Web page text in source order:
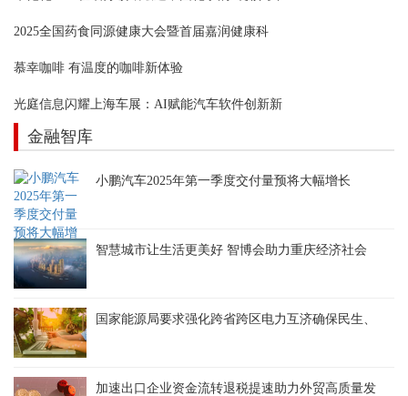
2025全国药食同源健康大会暨首届嘉润健康科
慕幸咖啡 有温度的咖啡新体验
光庭信息闪耀上海车展：AI赋能汽车软件创新新
金融智库
小鹏汽车2025年第一季度交付量预将大幅增长
智慧城市让生活更美好 智博会助力重庆经济社会
国家能源局要求强化跨省跨区电力互济确保民生、
加速出口企业资金流转退税提速助力外贸高质量发